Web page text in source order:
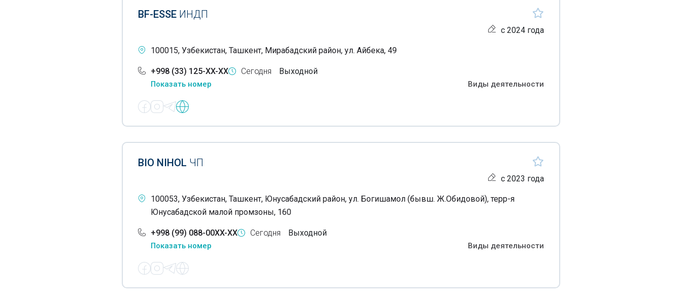
BF-ESSE ИНДП
с 2024 года
100015, Узбекистан, Ташкент, Мирабадский район, ул. Айбека, 49
+998 (33) 125-XX-XX
Показать номер
Сегодня Выходной
Виды деятельности
BIO NIHOL ЧП
с 2023 года
100053, Узбекистан, Ташкент, Юнусабадский район, ул. Богишамол (бывш. Ж.Обидовой), терр-я
Юнусабадской малой промзоны, 160
+998 (99) 088-00XX-XX
Показать номер
Сегодня Выходной
Виды деятельности